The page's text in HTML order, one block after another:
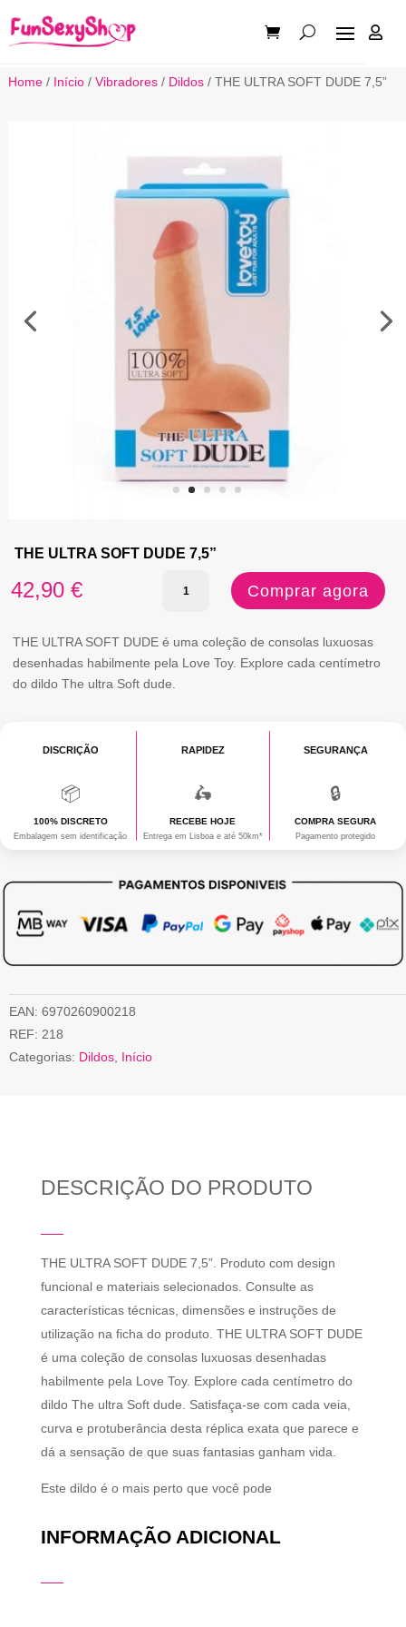

Home/ Início/ Vibradores/ Dildos/ THE ULTRA SOFT DUDE 7,5”
THE ULTRA SOFT DUDE 7,5”
42,90 €
Quantidade
THE
ULTRA
7,5''
Comprar agora
THE ULTRA SOFT DUDE é uma coleção de consolas luxuosas
desenhadas habilmente pela Love Toy. Explore cada centímetro
do dildo The ultra Soft dude.
DISCRIÇÃO
📦
100% DISCRETO
Embalagem sem identificação
RAPIDEZ
🛵
RECEBE HOJE
Entrega em Lisboa e até 50km*
SEGURANÇA
🔒
COMPRA SEGURA
Pagamento protegido
EAN: 6970260900218
REF: 218
Categorias: Dildos Início
DESCRIÇÃO DO PRODUTO
THE ULTRA SOFT DUDE 7,5”. Produto com design
funcional e materiais selecionados. Consulte as
características técnicas, dimensões e instruções de
utilização na ficha do produto. THE ULTRA SOFT DUDE
é uma coleção de consolas luxuosas desenhadas
habilmente pela Love Toy. Explore cada centímetro do
dildo The ultra Soft dude. Satisfaça-se com cada veia,
curva e protuberância desta réplica exata que parece e
dá a sensação de que suas fantasias ganham vida.
Este dildo é o mais perto que você pode
INFORMAÇÃO ADICIONAL